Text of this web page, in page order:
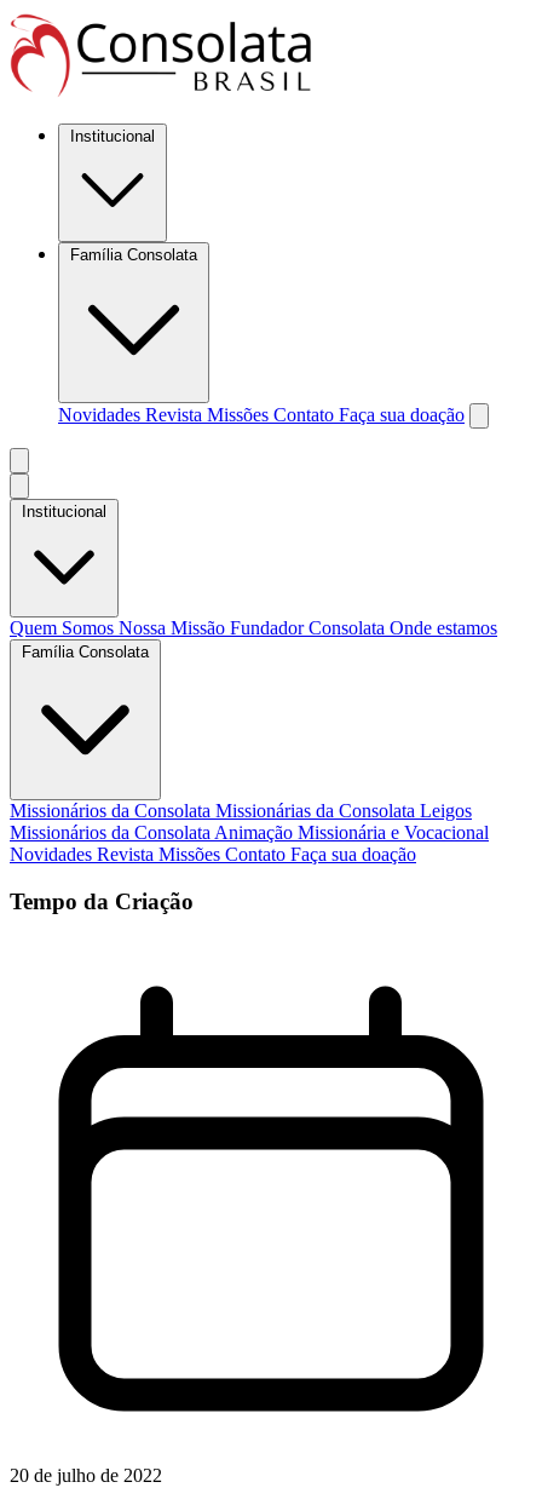
Institucional
Família Consolata
Novidades Revista Missões Contato Faça sua doação
Institucional
Quem Somos Nossa Missão FundadorConsolata Onde estamos
Família Consolata
Missionários da Consolata Missionárias da Consolata Leigos
Missionários da Consolata Animação Missionária e Vocacional
Novidades Revista Missões Contato Faça sua doação
Tempo da Criação
20 de julho de 2022